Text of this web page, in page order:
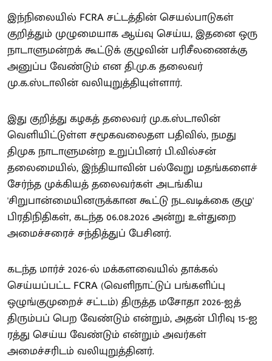
இந்நிலையில் FCRA சட்டத்தின் செயல்பாடுகள்
குறித்தும் முழுமையாக ஆய்வு செய்ய, இதனை ஒரு
நாடாளுமன்றக் கூட்டுக் குழுவின் பரிசீலணைக்கு
அனுப்ப வேண்டும் என தி.மு.க தலைவர்
மு.க.ஸ்டாலின் வலியுறுத்தியுள்ளார்.
இது குறித்து கழகத் தலைவர் மு.க.ஸ்டாலின்
வெளியிட்டுள்ள சமூகவலைதள பதிவில், நமது
திமுக நாடாளுமன்ற உறுப்பினர் பி.வில்சன்
தலைமையில், இந்தியாவின் பல்வேறு மதங்களைச்
சேர்ந்த முக்கியத் தலைவர்கள் அடங்கிய
'சிறுபான்மையினருக்கான கூட்டு நடவடிக்கை குழு'
பிரதிநிதிகள், கடந்த 06.08.2026 அன்று உள்துறை
அமைச்சரைச் சந்தித்துப் பேசினர்.
கடந்த மார்ச் 2026-ல் மக்களவையில் தாக்கல்
செய்யப்பட்ட FCRA (வெளிநாட்டுப் பங்களிப்பு
ஒழுங்குமுறைச் சட்டம்) திருத்த மசோதா 2026-ஐத்
திரும்பப் பெற வேண்டும் என்றும், அதன் பிரிவு 15-ஐ
ரத்து செய்ய வேண்டும் என்றும் அவர்கள்
அமைச்சரிடம் வலியுறுத்தினர்.